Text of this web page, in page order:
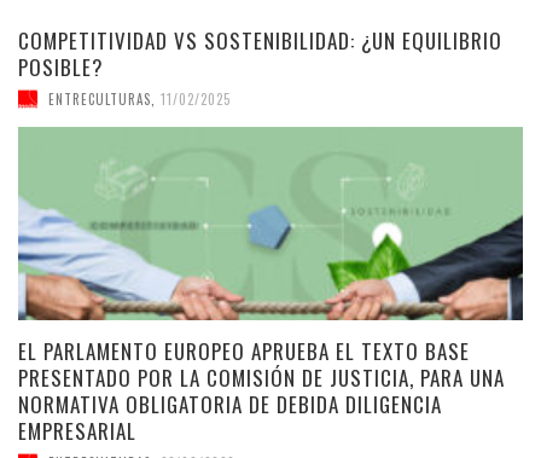
COMPETITIVIDAD VS SOSTENIBILIDAD: ¿UN EQUILIBRIO
POSIBLE?
ENTRECULTURAS 11/02/2025
EL PARLAMENTO EUROPEO APRUEBA EL TEXTO BASE
PRESENTADO POR LA COMISIÓN DE JUSTICIA, PARA UNA
NORMATIVA OBLIGATORIA DE DEBIDA DILIGENCIA
EMPRESARIAL